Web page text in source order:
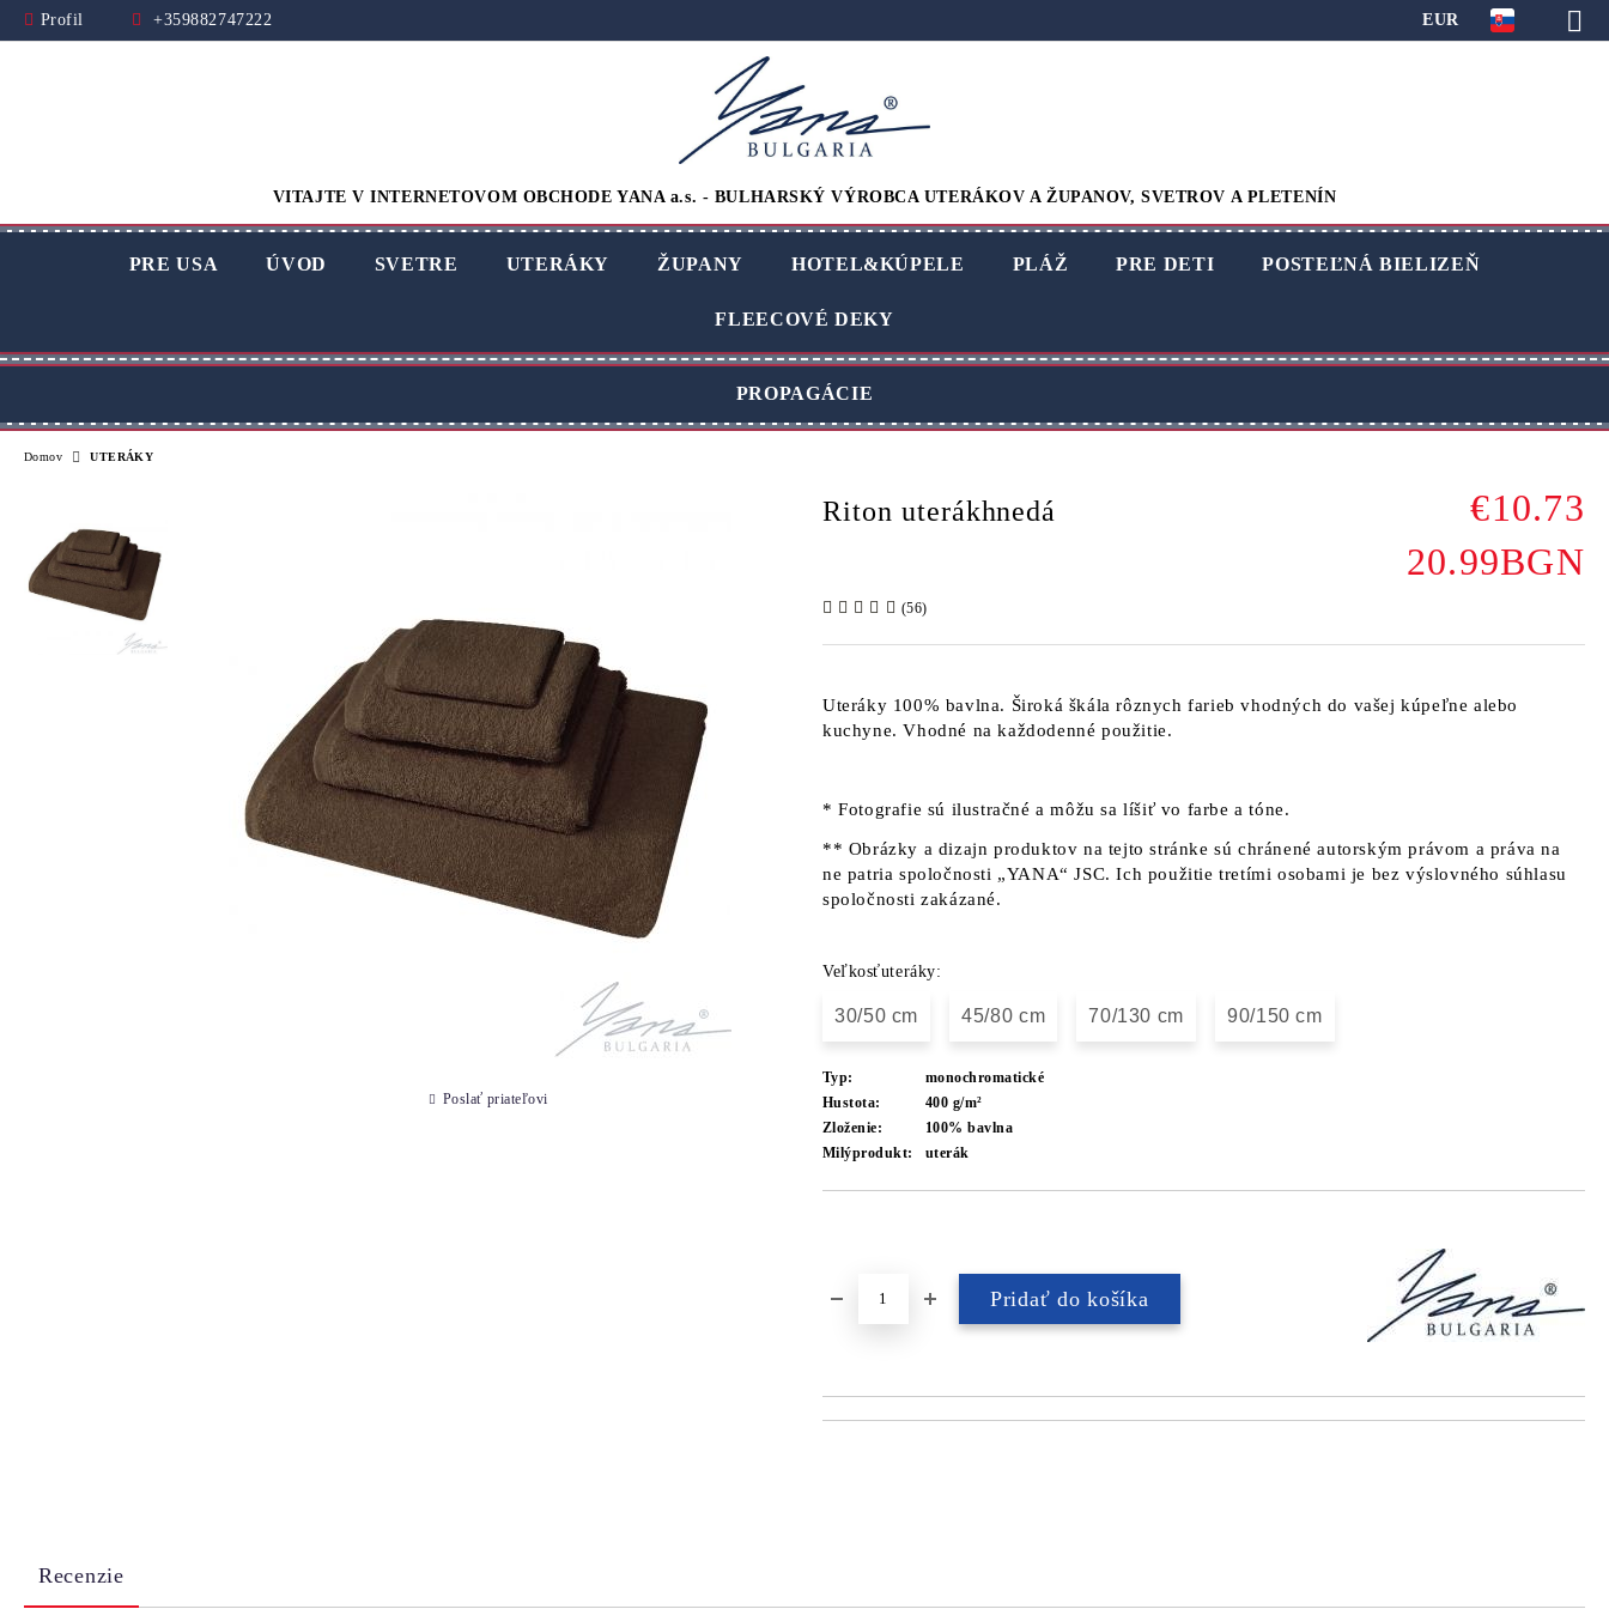
Profil +359882747222 EUR
VITAJTE V INTERNETOVOM OBCHODE YANA a.s. - BULHARSKÝ VÝROBCA UTERÁKOV A ŽUPANOV, SVETROV A PLETENÍN
PRE USA ÚVOD SVETRE UTERÁKY ŽUPANY HOTEL&KÚPELE PLÁŽ PRE DETI POSTEĽNÁ BIELIZEŇ
FLEECOVÉ DEKY
PROPAGÁCIE
Domov UTERÁKY
Riton uterákhnedá
€10.73
20.99BGN
(56)
Uteráky 100% bavlna. Široká škála rôznych farieb vhodných do vašej kúpeľne alebo
kuchyne. Vhodné na každodenné použitie.
* Fotografie sú ilustračné a môžu sa líšiť vo farbe a tóne.
** Obrázky a dizajn produktov na tejto stránke sú chránené autorským právom a práva na
ne patria spoločnosti „YANA“ JSC. Ich použitie tretími osobami je bez výslovného súhlasu
spoločnosti zakázané.
Veľkosťuteráky:
30/50 cm 45/80 cm 70/130 cm 90/150 cm
Typ:
monochromatické
Hustota:
400 g/m²
Zloženie:
100% bavlna
Milýprodukt:
uterák
Poslať priateľovi
Recenzie